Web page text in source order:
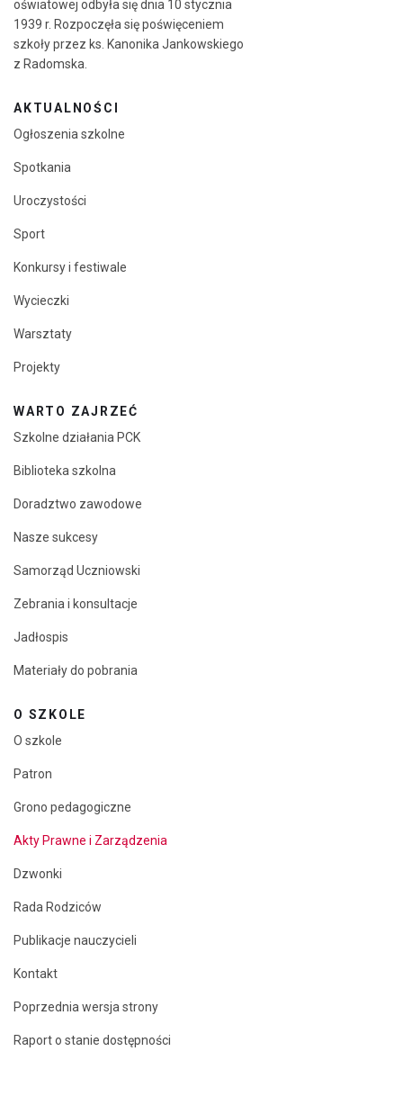
oświatowej odbyła się dnia 10 stycznia
1939 r. Rozpoczęła się poświęceniem
szkoły przez ks. Kanonika Jankowskiego
z Radomska.
AKTUALNOŚCI
Ogłoszenia szkolne
Spotkania
Uroczystości
Sport
Konkursy i festiwale
Wycieczki
Warsztaty
Projekty
WARTO ZAJRZEĆ
Szkolne działania PCK
Biblioteka szkolna
Doradztwo zawodowe
Nasze sukcesy
Samorząd Uczniowski
Zebrania i konsultacje
Jadłospis
Materiały do pobrania
O SZKOLE
O szkole
Patron
Grono pedagogiczne
Akty Prawne i Zarządzenia
Dzwonki
Rada Rodziców
Publikacje nauczycieli
Kontakt
Poprzednia wersja strony
Raport o stanie dostępności